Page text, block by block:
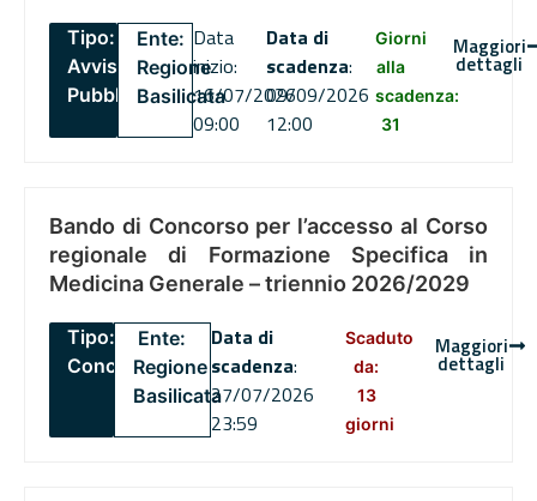
Tipo:
Avviso
Pubblico
Ente:
Regione
Basilicata
Data
inizio:
16/07/2026
09:00
Data di
scadenza:
09/09/2026
12:00
Giorni
alla
scadenza:
31
Maggiori
dettagli
Bando di Concorso per l’accesso al Corso
regionale di Formazione Specifica in
Medicina Generale – triennio 2026/2029
Tipo:
Concorsi
Ente:
Regione
Basilicata
Data di
scadenza:
27/07/2026
23:59
Scaduto
da:
13
giorni
Maggiori
dettagli